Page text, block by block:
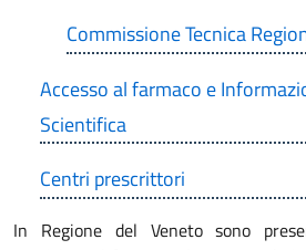
Commissione Tecnica
Accesso al farmaco e
Scientifica
Centri prescrittori
In Regione del Veneto sono